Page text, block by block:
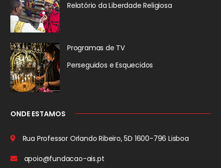
Relatório da Liberdade Religiosa
Programas de TV
Perseguidos e Esquecidos
ONDE ESTAMOS
Rua Professor Orlando Ribeiro, 5D 1600-796 Lisboa
apoio@fundacao-ais.pt